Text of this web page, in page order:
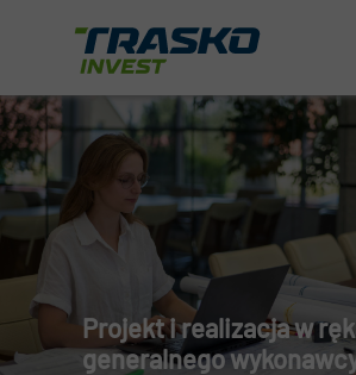
Projekt i realizacja w
generalnego